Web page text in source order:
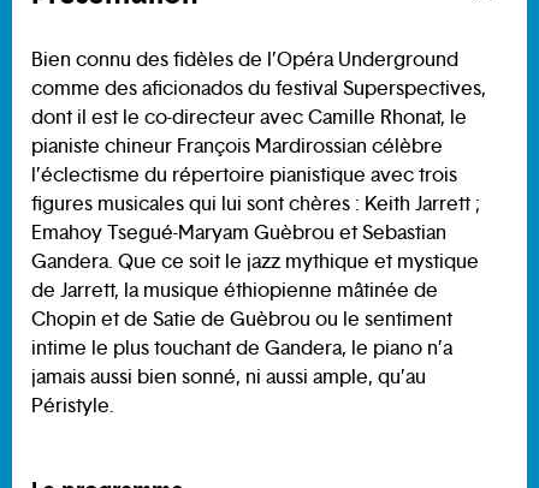
Bien connu des fidèles de l’Opéra Underground
comme des aficionados du festival Superspectives,
dont il est le co-directeur avec Camille Rhonat, le
pianiste chineur François Mardirossian célèbre
l’éclectisme du répertoire pianistique avec trois
figures musicales qui lui sont chères : Keith Jarrett ;
Emahoy Tsegué-Maryam Guèbrou et Sebastian
Gandera. Que ce soit le jazz mythique et mystique
de Jarrett, la musique éthiopienne mâtinée de
Chopin et de Satie de Guèbrou ou le sentiment
intime le plus touchant de Gandera, le piano n’a
jamais aussi bien sonné, ni aussi ample, qu’au
Péristyle.